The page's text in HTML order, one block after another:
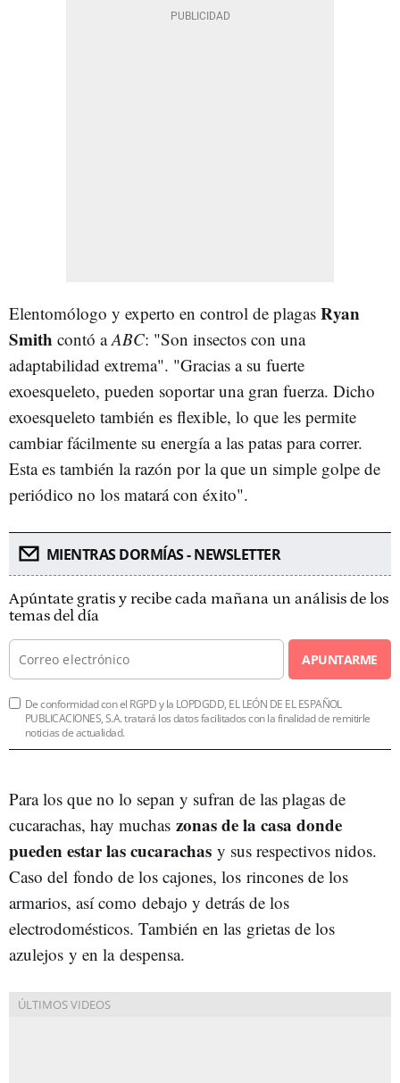
Elentomólogo y experto en control de plagas Ryan
Smith contó aABC: "Son insectos con una
adaptabilidad extrema". "Gracias a su fuerte
exoesqueleto, pueden soportar una gran fuerza. Dicho
exoesqueleto también es flexible, lo que les permite
cambiar fácilmente su energía a las patas para correr.
Esta es también la razón por la que un simple golpe de
periódico no los matará con éxito".
MIENTRAS DORMÍAS - NEWSLETTER
Apúntate gratis y recibe cada mañana un análisis de los
temas del día
APUNTARME
De conformidad con el RGPD y la LOPDGDD, EL LEÓN DE EL ESPAÑOL
PUBLICACIONES, S.A. tratará los datos facilitados con la finalidad de remitirle
noticias de actualidad.
Para los que no lo sepan y sufran de las plagas de
cucarachas, hay muchas zonas de la casa donde
pueden estar las cucarachas y sus respectivos nidos.
Caso del fondo de los cajones, los rincones de los
armarios, así como debajo y detrás de los
electrodomésticos. También en las grietas de los
azulejos y en la despensa.